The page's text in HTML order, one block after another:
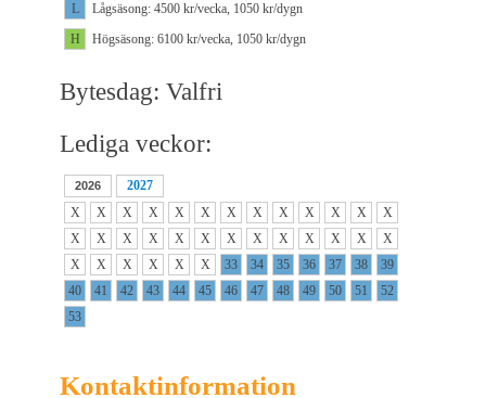
L
Lågsäsong: 4500 kr/vecka, 1050 kr/dygn
H
Högsäsong: 6100 kr/vecka, 1050 kr/dygn
Bytesdag: Valfri
Lediga veckor:
2026
2027
X
X X X X X X X X X X X
X
X
X X X X X X X X X X X
X
X
X X X X X 33 34 35 36 37 38
39
40
41 42 43 44 45 46 47 48 49 50 51
52
53
Kontaktinformation